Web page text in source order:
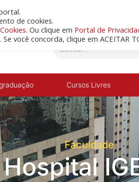
Cursos Livres
Faculdade
Hospital
de cookies.
. Ou clique em Portal de
você concorda, clique em ACEITAR